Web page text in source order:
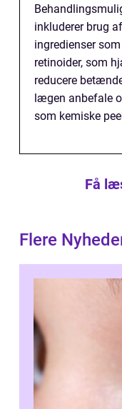
inkluderer brug
ingredienser
retinoider, som
reducere
lægen anbefale
som kemiske
Få
Flere